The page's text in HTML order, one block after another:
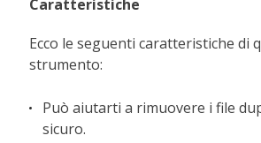
Caratteristiche
Ecco le seguenti caratteristiche di
strumento:
Può aiutarti a rimuovere i file
sicuro.